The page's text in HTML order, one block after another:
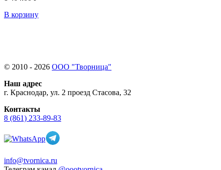
В корзину
© 2010 - 2026 ООО "Творница"
Наш адрес
г. Краснодар, ул. 2 проезд Стасова, 32
Контакты
8 (861) 233-89-83
info@tvornica.ru